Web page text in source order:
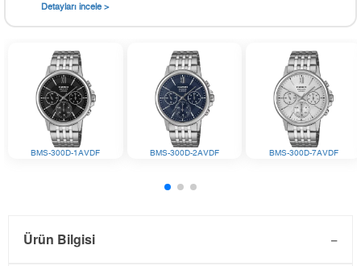
Detayları incele >
BMS-300D-1AVDF BMS-300D-2AVDF BMS-300D-7AVDF
Ürün Bilgisi